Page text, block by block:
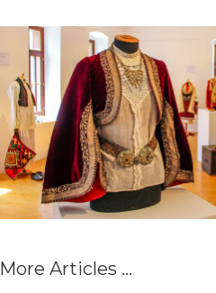
More Articles ...